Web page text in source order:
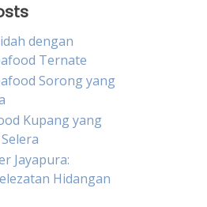
dengan
Ternate
Sorong yang
Kupang yang
Jayapura:
Hidangan